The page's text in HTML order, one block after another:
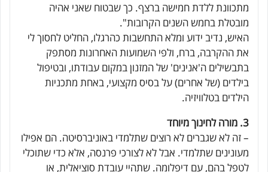
מתכוונת ללדת חמישה ברצף. כך שבטוח שאני אהיה
מובטלת בחמש השנים הקרובות".
האיש, נדיב ידוע ומלא התחשבות כהרגלו, החליט לחסוך לי
את ההקרבה, ברח, ולפי השמועות האחרונות מסתפק
בתבשילים ה'אנינים' של המזנון במקום עבודתו, ובטיפול
בילדים (של אחרים) על בסיס מקצועי, באחת מתכניות
הילדים בטלוויזיה.
3. מורה לחינוך מיוחד
– זה לא שגברים לא רוצים שתלמדי באוניברסיטה. הם אפילו
מעונינים שתלמדי. אבל לא לצורכי פרנסה, אלא כדי שתוכלי
לטפל בהם, עם דיפלומה. שתהיי עובדת סוציאלית, או